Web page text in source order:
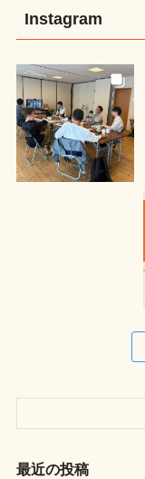
Instagram
最近の投稿